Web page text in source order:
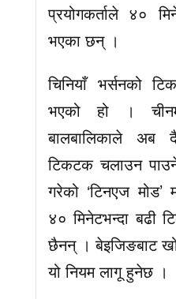
प्रयोगकर्ताले ४०
भएका छन् ।
चिनियाँ भर्सनको
भएको हो ।
बालबालिकाले अब
टिकटक चलाउन
गरेको ‘टिनएज मोड’
४० मिनेटभन्दा बढी
छैनन् । बेइजिङबाट
यो नियम लागू हुनेछ ।